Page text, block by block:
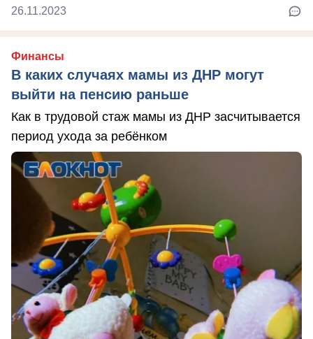
26.11.2023
Финансы
В каких случаях мамы из ДНР могут
выйти на пенсию раньше
Как в трудовой стаж мамы из ДНР засчитывается
период ухода за ребёнком